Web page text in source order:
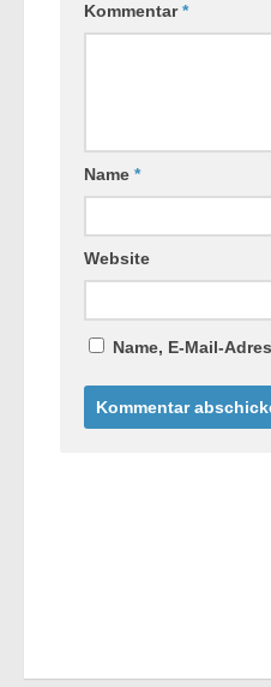
Kommentar*
Name *
Website
Name, E-Mail-